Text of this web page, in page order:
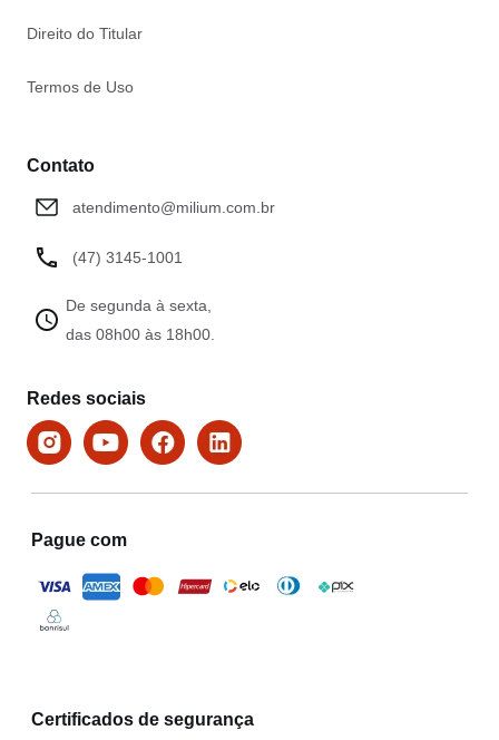
Direito do Titular
Termos de Uso
Contato
atendimento@milium.com.br
(47) 3145-1001
De segunda à sexta,
das 08h00 às 18h00.
Redes sociais
Pague com
Certificados de segurança